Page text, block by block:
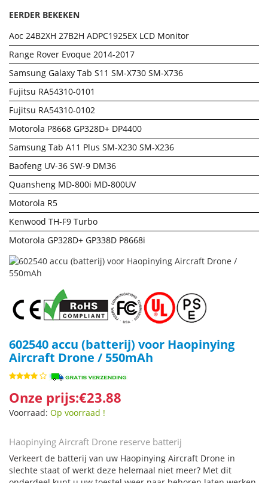
EERDER BEKEKEN
Aoc 24B2XH 27B2H ADPC1925EX LCD Monitor
Range Rover Evoque 2014-2017
Samsung Galaxy Tab S11 SM-X730 SM-X736
Fujitsu RA54310-0101
Fujitsu RA54310-0102
Motorola P8668 GP328D+ DP4400
Samsung Tab A11 Plus SM-X230 SM-X236
Baofeng UV-36 SW-9 DM36
Quansheng MD-800i MD-800UV
Motorola R5
Kenwood TH-F9 Turbo
Motorola GP328D+ GP338D P8668i
602540 accu (batterij) voor Haopinying
Aircraft Drone / 550mAh
Onze prijs:€23.88
Voorraad: Op voorraad !
Haopinying Aircraft Drone reserve batterij
Verkeert de batterij van uw Haopinying Aircraft Drone in
slechte staat of werkt deze helemaal niet meer? Met dit